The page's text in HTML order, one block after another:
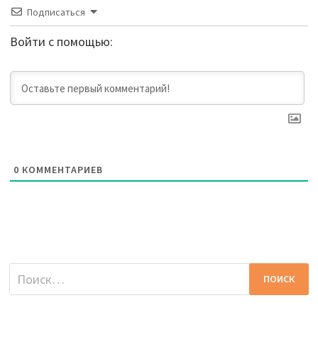
Подписаться
Войти с помощью:
0 КОММЕНТАРИЕВ
Найти: